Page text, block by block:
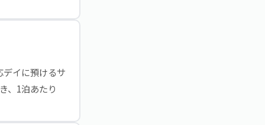
イに預けるサ
、1泊あたり